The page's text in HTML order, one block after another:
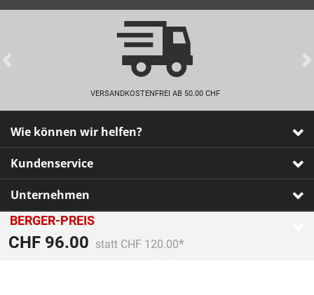
BERGER-PREIS
CHF 96.00 Preis reduziert von
statt CHF 120.00
An
VERSANDKOSTENFREI AB 50.00 CHF
Previous
Wie können wir helfen?
Kundenservice
Unternehmen
Zahlarten